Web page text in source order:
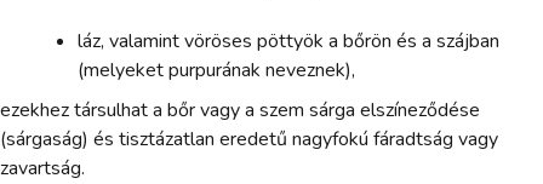
láz, valamint vöröses pöttyök a bőrön és a szájban
(melyeket purpurának neveznek),
ezekhez társulhat a bőr vagy a szem sárga elszíneződése
(sárgaság) és tisztázatlan eredetű nagyfokú fáradtság vagy
zavartság.